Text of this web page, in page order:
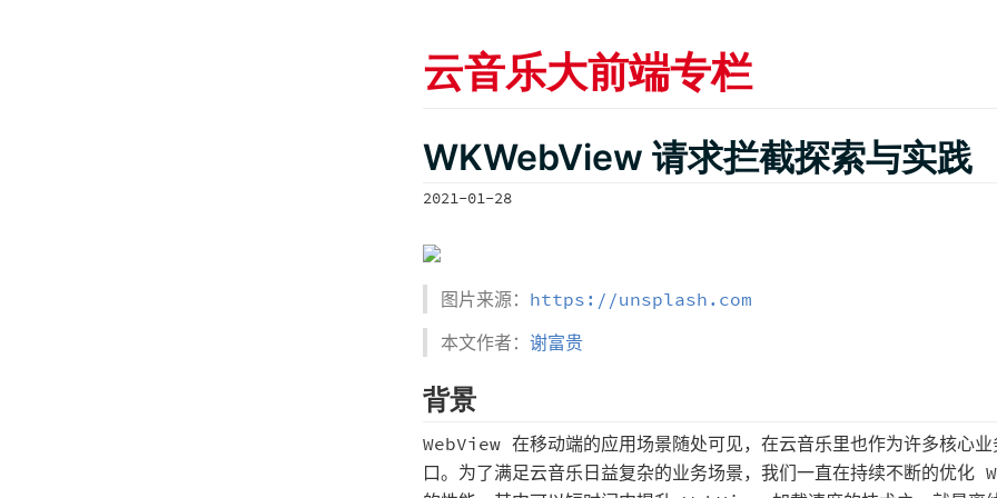
云音乐大前端专栏
WKWebView 请求拦截探索与实践
2021-01-28
图片来源： https://unsplash.com
本文作者： 谢富贵
背景
WebView 在移动端的应用场景随处可见，在云音乐里也作为许多核心业
口。为了满足云音乐日益复杂的业务场景，我们一直在持续不断的优化